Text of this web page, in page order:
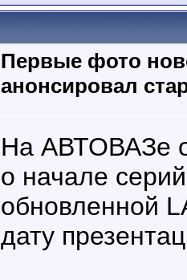
Первые фото
анонсировал
На АВТОВАЗе
о начале
обновленной
дату